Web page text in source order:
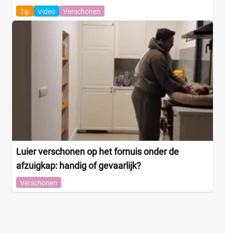
Tip Video Verschonen
Luier verschonen op het fornuis onder de
afzuigkap: handig of gevaarlijk?
Verschonen